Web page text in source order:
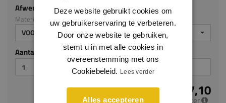
Afwerking
Materiaal: HDPS
VOORGELAKT
Aantal stuks
€ 7,10
per meter
Deze website gebruikt cookies om
uw gebruikerservaring te verbeteren.
Door onze website te gebruiken,
stemt u in met alle cookies in
overeenstemming met ons
Cookiebeleid. Lees verder
Alles accepteren